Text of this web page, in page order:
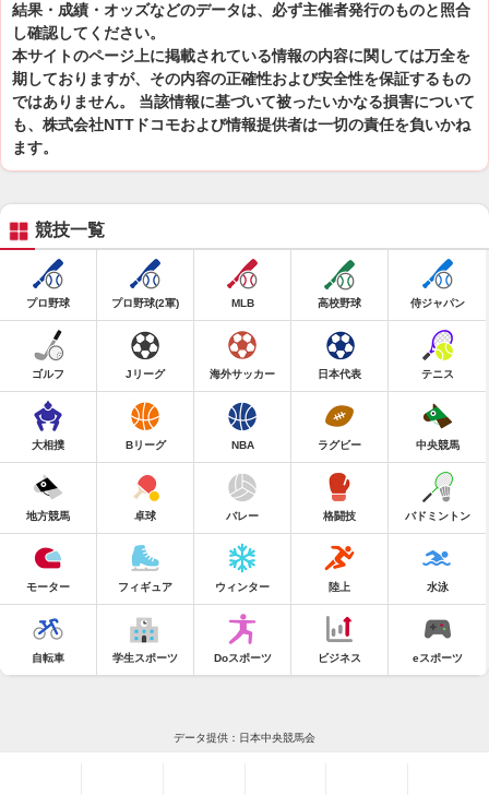
結果・成績・オッズなどのデータは、必ず主催者発行のものと照合
し確認してください。
本サイトのページ上に掲載されている情報の内容に関しては万全を
期しておりますが、その内容の正確性および安全性を保証するもの
ではありません。 当該情報に基づいて被ったいかなる損害について
も、株式会社NTTドコモおよび情報提供者は一切の責任を負いかね
ます。
競技一覧
プロ野球 プロ野球(2軍) MLB 高校野球 侍ジャパン
ゴルフ Jリーグ 海外サッカー 日本代表 テニス
大相撲 Bリーグ NBA ラグビー 中央競馬
地方競馬 卓球 バレー 格闘技 バドミントン
モーター フィギュア ウィンター 陸上 水泳
自転車 学生スポーツ Doスポーツ ビジネス eスポーツ
データ提供：日本中央競馬会